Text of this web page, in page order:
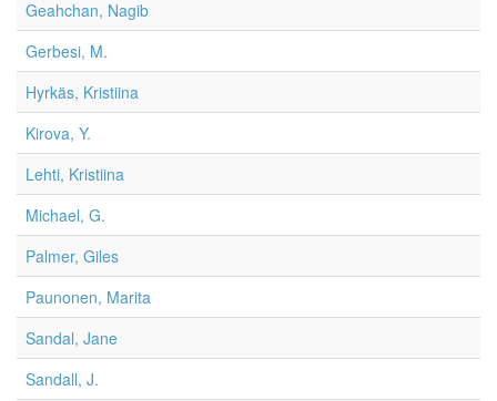
Geahchan, Nagib
Gerbesi, M.
Hyrkäs, Kristiina
Kirova, Y.
Lehti, Kristiina
Michael, G.
Palmer, Giles
Paunonen, Marita
Sandal, Jane
Sandall, J.